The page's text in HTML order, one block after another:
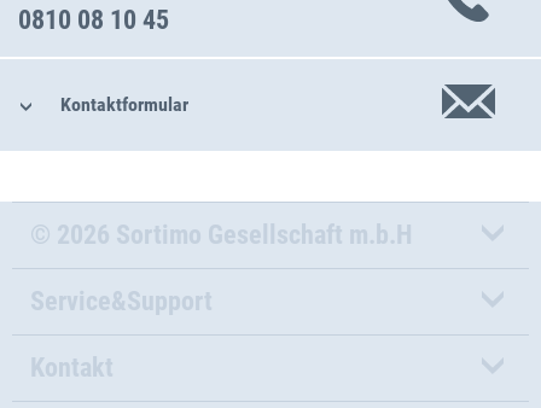
0810 08 10 45
Kontaktformular
© 2026 Sortimo Gesellschaft m.b.H
Service&Support
Kontakt